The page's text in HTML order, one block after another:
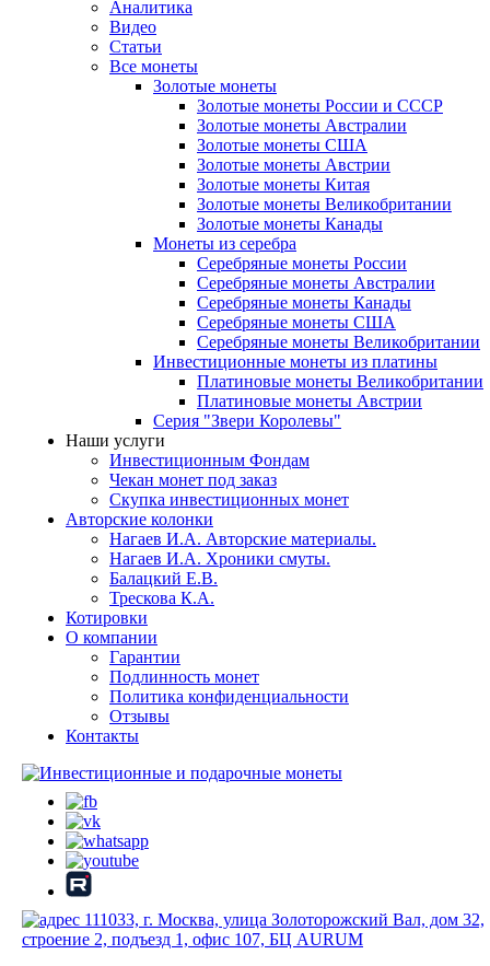
Аналитика
Видео
Статьи
Все монеты
Золотые монеты
Золотые монеты России и СССР
Золотые монеты Австралии
Золотые монеты США
Золотые монеты Австрии
Золотые монеты Китая
Золотые монеты Великобритании
Золотые монеты Канады
Монеты из серебра
Серебряные монеты России
Серебряные монеты Австралии
Серебряные монеты Канады
Серебряные монеты США
Серебряные монеты Великобритании
Инвестиционные монеты из платины
Платиновые монеты Великобритании
Платиновые монеты Австрии
Серия "Звери Королевы"
Наши услуги
Инвестиционным Фондам
Чекан монет под заказ
Скупка инвестиционных монет
Авторские колонки
Нагаев И.А. Авторские материалы.
Нагаев И.А. Хроники смуты.
Балацкий Е.В.
Трескова К.А.
Котировки
О компании
Гарантии
Подлинность монет
Политика конфиденциальности
Отзывы
Контакты
111033, г. Москва, улица Золоторожский Вал, дом 32,
строение 2, подъезд 1, офис 107, БЦ AURUM